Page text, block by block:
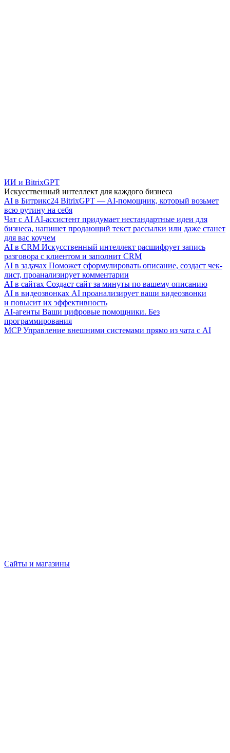
ИИ и BitrixGPT
Искусственный интеллект для каждого бизнеса
AI в Битрикс24 BitrixGPT — AI-помощник, который возьмет
всю рутину на себя
Чат с AI AI-ассистент придумает нестандартные идеи для
бизнеса, напишет продающий текст рассылки или даже станет
для вас коучем
AI в CRM Искусственный интеллект расшифрует запись
разговора с клиентом и заполнит CRM
AI в задачах Поможет сформулировать описание, создаст чек-
лист, проанализирует комментарии
AI в сайтах Создаст сайт за минуты по вашему описанию
AI в видеозвонках AI проанализирует ваши видеозвонки
и повысит их эффективность
AI-агенты Ваши цифровые помощники. Без
программирования
MCP Управление внешними системами прямо из чата с AI
Сайты и магазины